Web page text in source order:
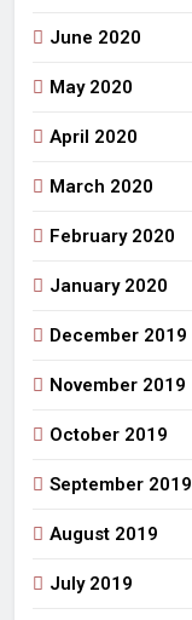
June 2020
May 2020
April 2020
March 2020
February 2020
January 2020
December 2019
November 2019
October 2019
September 2019
August 2019
July 2019